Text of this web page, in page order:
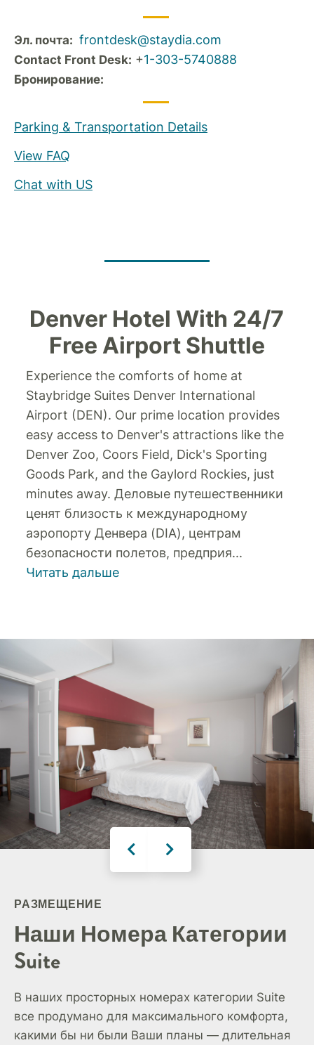
Эл. почта: frontdesk@staydia.com
Contact Front Desk: +1-303-5740888
Бронирование:
Parking & Transportation Details
View FAQ
Chat with US
Denver Hotel With 24/7
Free Airport Shuttle
Experience the comforts of home at
Staybridge Suites Denver International
Airport (DEN). Our prime location provides
easy access to Denver's attractions like the
Denver Zoo, Coors Field, Dick's Sporting
Goods Park, and the Gaylord Rockies, just
minutes away. Деловые путешественники
ценят близость к международному
аэропорту Денвера (DIA), центрам
безопасности полетов, предприя...
Читать дальше
РАЗМЕЩЕНИЕ
Наши Номера Категории
Suite
В наших просторных номерах категории Suite
все продумано для максимального комфорта,
какими бы ни были Ваши планы — длительная